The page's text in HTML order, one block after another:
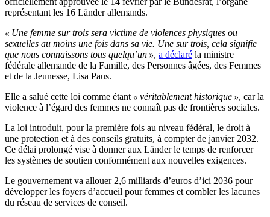
représentant les 16 Länder allemands.
« Une femme sur trois sera victime de violences physiques ou
sexuelles au moins une fois dans sa vie. Une sur trois, cela signifie
que nous connaissons tous quelqu’un », a déclaré la ministre
fédérale allemande de la Famille, des Personnes âgées, des Femmes
et de la Jeunesse, Lisa Paus.
Elle a salué cette loi comme étant « véritablement historique », car la
violence à l’égard des femmes ne connaît pas de frontières sociales.
La loi introduit, pour la première fois au niveau fédéral, le droit à
une protection et à des conseils gratuits, à compter de janvier 2032.
Ce délai prolongé vise à donner aux Länder le temps de renforcer
les systèmes de soutien conformément aux nouvelles exigences.
Le gouvernement va allouer 2,6 milliards d’euros d’ici 2036 pour
développer les foyers d’accueil pour femmes et combler les lacunes
du réseau de services de conseil.